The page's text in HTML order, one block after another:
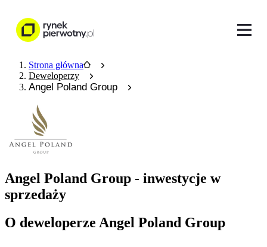
Strona główna
Deweloperzy
Angel Poland Group
Angel Poland Group - inwestycje w
sprzedaży
O deweloperze Angel Poland Group